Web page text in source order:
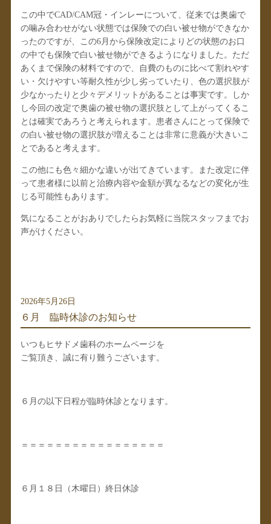
この中でCAD/CAM冠・インレーについて、従来では奥歯で
の噛み合わせがない状態では保険での白い被せ物ができなか
ったのですが、この6月から保険改定によりどの状態のお口
の中でも保険で白い被せ物ができるようになりました。ただ
あくまで保険の材料ですので、自費のものに比べて割れやす
い・欠けやすい等耐久性が少し劣っていたり、色の選択肢が
少なかったりと少々デメリットがあることは事実です。しか
し今回の改定で奥歯の被せ物の選択肢として上がってくるこ
とは確実であろうと考えられます。患者さんにとって保険で
の白い被せ物の選択肢が増えることは非常に意義が大きいこ
とであると考えます。
この他にも色々細かな違いが出てきています。また改定に伴
って患者様に以前と治療内容や金額が異なるなどの変化が生
じる可能性もあります。
気になることがおありでしたらお気軽に当院スタッフまでお
声がけください。
2026年5月26日
６月 臨時休診のお知らせ
いつもヒサドメ歯科のホームページを
ご覧頂き、誠に有り難うございます。
６月の以下日程が臨時休診となります。
＝＝＝＝＝＝＝＝＝＝＝＝＝＝＝＝＝
６月１８日（木曜日）終日休診